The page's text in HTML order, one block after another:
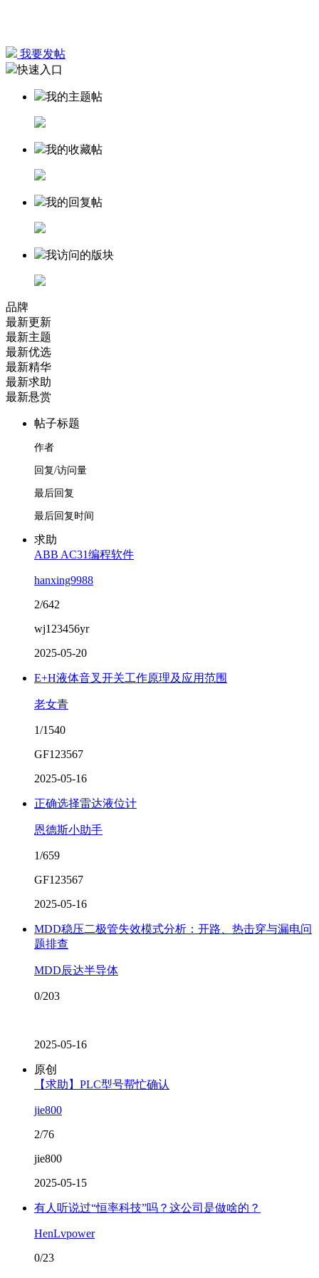
我要发帖
快速入口
我的主题帖
我的收藏帖
我的回复帖
我访问的版块
品牌
最新更新
最新主题
最新优选
最新精华
最新求助
最新悬赏
帖子标题
作者
回复/访问量
最后回复
最后回复时间
求助
ABB AC31编程软件
hanxing9988
2/642
wj123456yr
2025-05-20
E+H液体音叉开关工作原理及应用范围
老女青
1/1540
GF123567
2025-05-16
正确选择雷达液位计
恩德斯小助手
1/659
GF123567
2025-05-16
MDD稳压二极管失效模式分析：开路、热击穿与漏电问
题排查
MDD辰达半导体
0/203
2025-05-16
原创
【求助】PLC型号帮忙确认
jie800
2/76
jie800
2025-05-15
有人听说过“恒率科技”吗？这公司是做啥的？
HenLvpower
0/23